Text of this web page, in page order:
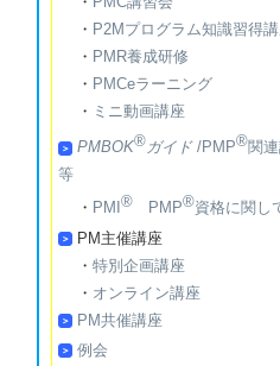
・ P2Mプログラム知識習得
・ PMR養成研修
・ PMCeラーニング
・ ミニ動画講座
PMBOK®ガイド/PMP®関
等
・ PMI ® PMP®資格に関し
PM主催講座
・ 特別企画講座
・ オンライン講座
PM共催講座
例会